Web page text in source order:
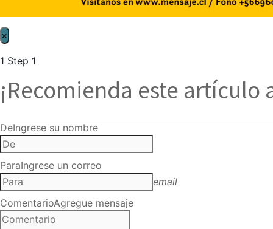
×
1 Step 1
¡Recomienda este artículo
DeIngrese su nombre
ParaIngrese un correo
email
ComentarioAgregue mensaje